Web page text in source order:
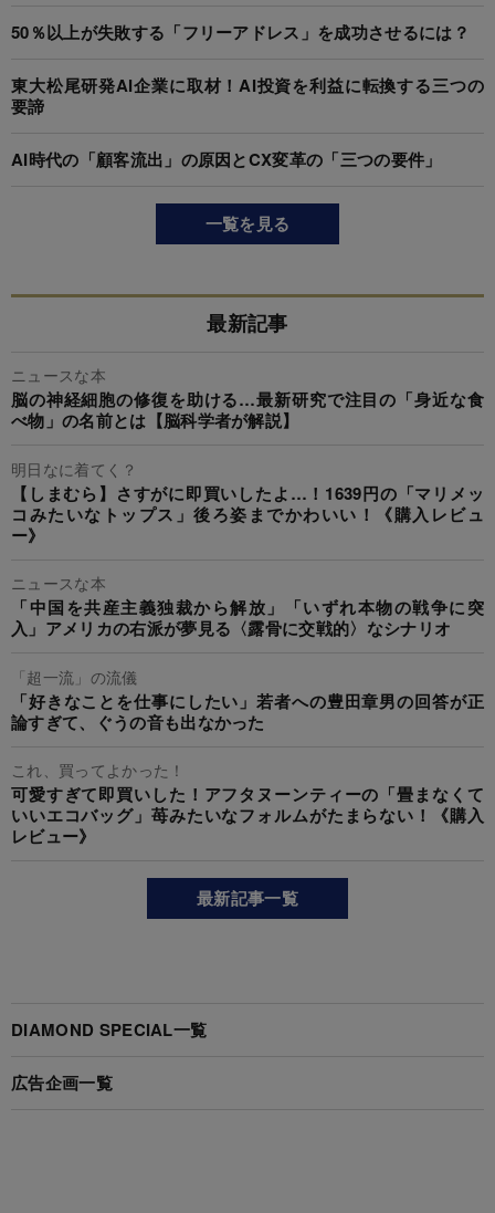
50％以上が失敗する「フリーアドレス」を成功させるには？
東大松尾研発AI企業に取材！AI投資を利益に転換する三つの
要諦
AI時代の「顧客流出」の原因とCX変革の「三つの要件」
一覧を見る
最新記事
ニュースな本
脳の神経細胞の修復を助ける…最新研究で注目の「身近な食
べ物」の名前とは【脳科学者が解説】
明日なに着てく？
【しまむら】さすがに即買いしたよ…！1639円の「マリメッ
コみたいなトップス」後ろ姿までかわいい！《購入レビュ
ー》
ニュースな本
「中国を共産主義独裁から解放」「いずれ本物の戦争に突
入」アメリカの右派が夢見る〈露骨に交戦的〉なシナリオ
「超一流」の流儀
「好きなことを仕事にしたい」若者への豊田章男の回答が正
論すぎて、ぐうの音も出なかった
これ、買ってよかった！
可愛すぎて即買いした！アフタヌーンティーの「畳まなくて
いいエコバッグ」苺みたいなフォルムがたまらない！《購入
レビュー》
最新記事一覧
DIAMOND SPECIAL一覧
広告企画一覧